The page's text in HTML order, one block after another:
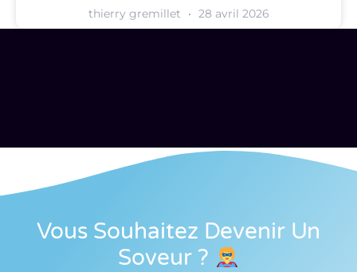
thierry gremillet 28 avril 2026
Vous Souhaitez Devenir Un
Soveur ?